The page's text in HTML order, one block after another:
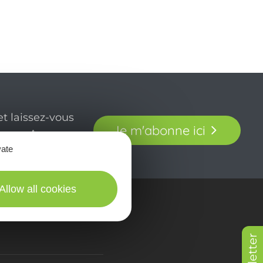
laissez-vous
en Aveyron.
Je m'abonne ici
all cookies